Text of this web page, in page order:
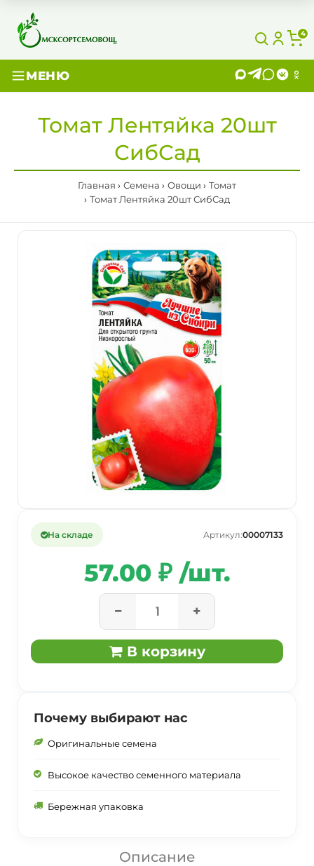
4
МЕНЮ
Томат Лентяйка 20шт
СибСад
Главная Семена Овощи
Томат
Томат Лентяйка 20шт СибСад
На складе Артикул:00007133
57.00 ₽ /шт.
В корзину
Почему выбирают нас
Оригинальные семена
Высокое качество семенного материала
Бережная упаковка
Описание